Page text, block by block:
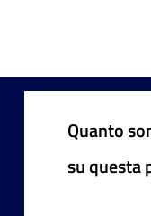
Quanto
su questa